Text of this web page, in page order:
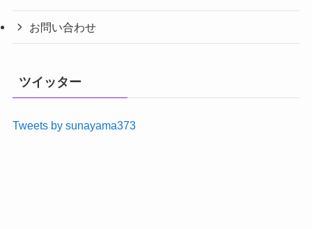
お問い合わせ
ツイッター
Tweets by sunayama373